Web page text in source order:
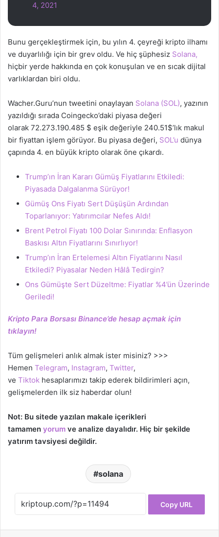
4, 2021
Bunu gerçekleştirmek için, bu yılın 4. çeyreği kripto ilhamı
ve duyarlılığı için bir grev oldu. Ve hiç şüphesiz Solana,
hiçbir yerde hakkında en çok konuşulan ve en sıcak dijital
varlıklardan biri oldu.
Wacher.Guru’nun tweetini onaylayan Solana (SOL), yazının
yazıldığı sırada Coingecko’daki piyasa değeri
olarak 72.273.190.485 $ eşik değeriyle 240.51$’lık makul
bir fiyattan işlem görüyor. Bu piyasa değeri, SOL’u dünya
çapında 4. en büyük kripto olarak öne çıkardı.
Trump’ın İran Kararı Gümüş Fiyatlarını Etkiledi:
Piyasada Dalgalanma Sürüyor!
Gümüş Ons Fiyatı Sert Düşüşün Ardından
Toparlanıyor: Yatırımcılar Nefes Aldı!
Brent Petrol Fiyatı 100 Dolar Sınırında: Enflasyon
Baskısı Altın Fiyatlarını Sınırlıyor!
Trump’ın İran Ertelemesi Altın Fiyatlarını Nasıl
Etkiledi? Piyasalar Neden Hâlâ Tedirgin?
Ons Gümüşte Sert Düzeltme: Fiyatlar %4’ün Üzerinde
Geriledi!
Kripto Para Borsası Binance’de hesap açmak için
tıklayın!
Tüm gelişmeleri anlık almak ister misiniz? >>>
Hemen Telegram, Instagram, Twitter,
ve Tiktok hesaplarımızı takip ederek bildirimleri açın,
gelişmelerden ilk siz haberdar olun!
Not: Bu sitede yazılan makale içerikleri
tamamen yorum ve analize dayalıdır. Hiç bir şekilde
yatırım tavsiyesi değildir.
solana
Copy URL